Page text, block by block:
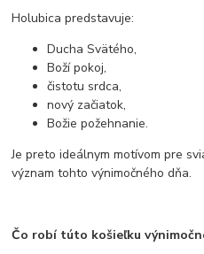
Holubica predstavuje:
Ducha Svätého,
Boží pokoj,
čistotu srdca,
nový začiatok,
Božie požehnanie.
Je preto ideálnym motívom pre
význam tohto výnimočného dňa.
Čo robí túto košieľku